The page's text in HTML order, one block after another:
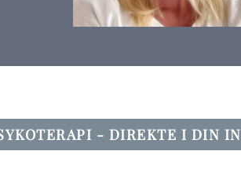
- DIREKTE I DIN